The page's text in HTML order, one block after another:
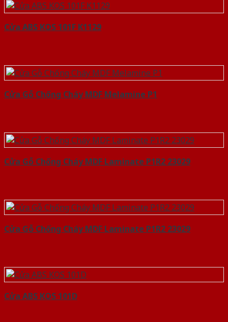
Cửa ABS KOS 101F K1129
Cửa Gỗ Chống Cháy MDF Melamine P1
Cửa Gỗ Chống Cháy MDF Laminate P1R2 23029
Cửa Gỗ Chống Cháy MDF Laminate P1R2 23029
Cửa ABS KOS 101D